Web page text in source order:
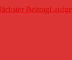
Beitrag